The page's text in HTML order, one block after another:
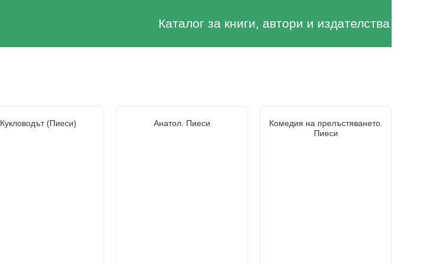
Каталог за книги, автори и издателства
Кукловодът (Пиеси) Анатол. Пиеси
Комедия на прелъстяването.
Пиеси